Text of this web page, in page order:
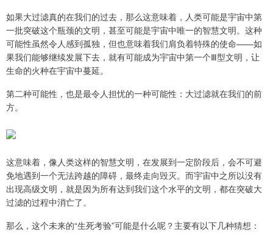
如果大过滤真的在我们的过去，那么这意味着，人类可能是宇宙中第
一批突破这个瓶颈的文明，甚至可能是宇宙中唯一的智慧文明。这种
可能性虽然令人感到孤独，但也意味着我们肩负着特殊的使命——如
果我们能够继续发展下去，就有可能成为宇宙中第一个Ⅲ型文明，让
生命的火种在宇宙中蔓延。
第二种可能性，也是最令人担忧的一种可能性：大过滤就在我们的前
方。
这意味着，像人类这样的智慧文明，在发展到一定阶段后，会不可避
免地遇到一个无法跨越的障碍，最终走向毁灭。而宇宙中之所以没有
出现高级文明，就是因为所有达到我们这个水平的文明，都在突破大
过滤的过程中消亡了。
那么，这个未来的“生死考验”可能是什么呢？主要有以下几种猜想：